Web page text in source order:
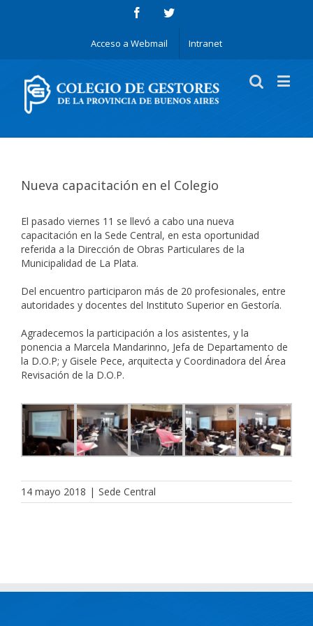
Acceso a Webmail Intranet
Nueva capacitación en el Colegio
El pasado viernes 11 se llevó a cabo una nueva
capacitación en la Sede Central, en esta oportunidad
referida a la Dirección de Obras Particulares de la
Municipalidad de La Plata.
Del encuentro participaron más de 20 profesionales, entre
autoridades y docentes del Instituto Superior en Gestoría.
Agradecemos la participación a los asistentes, y la
ponencia a Marcela Mandarinno, Jefa de Departamento de
la D.O.P; y Gisele Pece, arquitecta y Coordinadora del Área
Revisación de la D.O.P.
14 mayo 2018 | Sede Central